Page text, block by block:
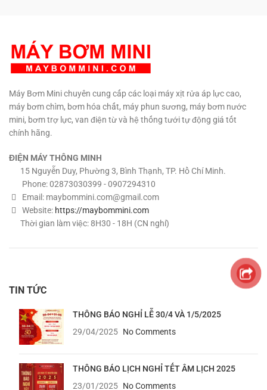
Máy Bơm Mini chuyên cung cấp các loại máy xịt rửa áp lực cao,
máy bơm chìm, bơm hóa chất, máy phun sương, máy bơm nước
mini, bơm trợ lực, van điện từ và hệ thống tưới tự động giá tốt
chính hãng.
ĐIỆN MÁY THÔNG MINH
15 Nguyễn Duy, Phường 3, Bình Thạnh, TP. Hồ Chí Minh.
Phone: 02873030399 - 0907294310
Email: maybommini.com@gmail.com
Website: https://maybommini.com
Thời gian làm việc: 8H30 - 18H (CN nghỉ)
TIN TỨC
THÔNG BÁO NGHỈ LỄ 30/4 VÀ 1/5/2025
29/04/2025 No Comments
THÔNG BÁO LỊCH NGHỈ TẾT ÂM LỊCH 2025
23/01/2025 No Comments